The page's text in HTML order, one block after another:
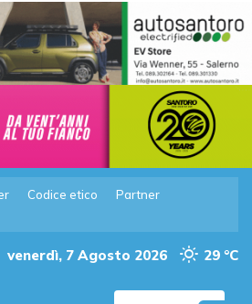
Codice etico
Partner
venerdì, 7 Agosto 2026 29 °C